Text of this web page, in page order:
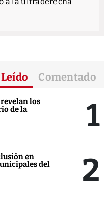
Leído Comentado
revelan los
de la
1
en
del
2